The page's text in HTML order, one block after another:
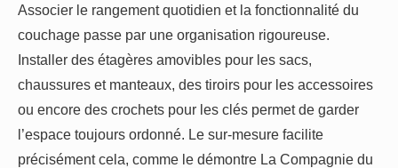
Associer le rangement quotidien et la fonctionnalité du
couchage passe par une organisation rigoureuse.
Installer des étagères amovibles pour les sacs,
chaussures et manteaux, des tiroirs pour les accessoires
ou encore des crochets pour les clés permet de garder
l’espace toujours ordonné. Le sur-mesure facilite
précisément cela, comme le démontre La Compagnie du